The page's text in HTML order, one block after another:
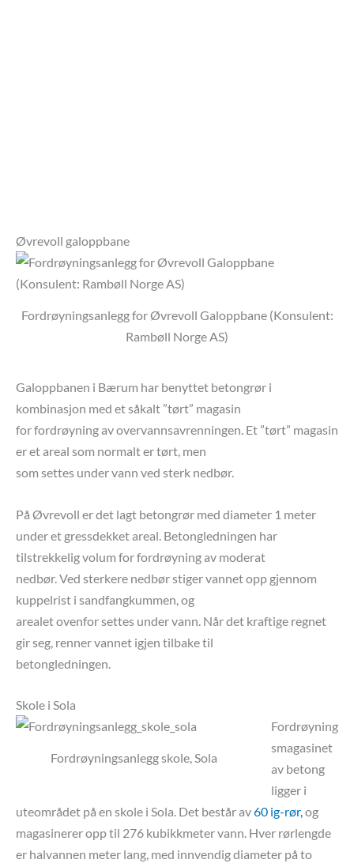
Øvrevoll galoppbane
Fordrøyningsanlegg for Øvrevoll Galoppbane (Konsulent:
Rambøll Norge AS)
Galoppbanen i Bærum har benyttet betongrør i
kombinasjon med et såkalt ”tørt” magasin
for fordrøyning av overvannsavrenningen. Et ”tørt” magasin
er et areal som normalt er tørt, men
som settes under vann ved sterk nedbør.
På Øvrevoll er det lagt betongrør med diameter 1 meter
under et gressdekket areal. Betongledningen har
tilstrekkelig volum for fordrøyning av moderat
nedbør. Ved sterkere nedbør stiger vannet opp gjennom
kuppelrist i sandfangkummen, og
arealet ovenfor settes under vann. Når det kraftige regnet
gir seg, renner vannet igjen tilbake til
betongledningen.
Skole i Sola
Fordrøyningsanlegg skole, Sola
Fordrøyning
smagasinet
av betong
ligger i
uteområdet på en skole i Sola. Det består av60 ig-rør,og
magasinerer opp til 276 kubikkmeter vann. Hver rørlengde
er halvannen meter lang, med innvendig diameter på to